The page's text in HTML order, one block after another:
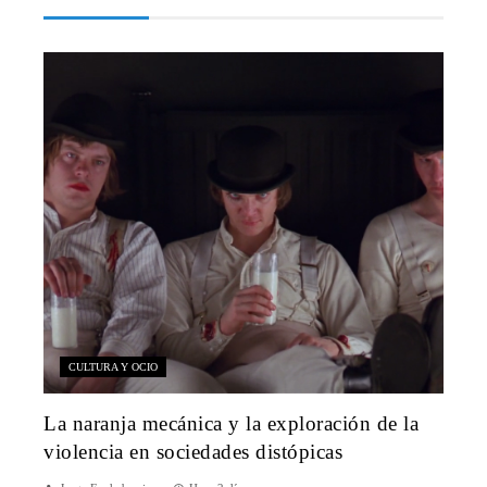
CULTURA Y OCIO
La naranja mecánica y la exploración de la
violencia en sociedades distópicas